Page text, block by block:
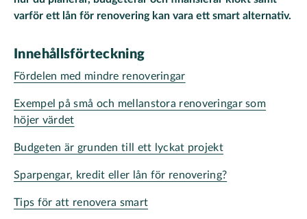
varför ett lån för renovering kan vara ett smart alternativ.
Innehållsförteckning
Fördelen med mindre renoveringar
Exempel på små och mellanstora renoveringar som
höjer värdet
Budgeten är grunden till ett lyckat projekt
Sparpengar, kredit eller lån för renovering?
Tips för att renovera smart